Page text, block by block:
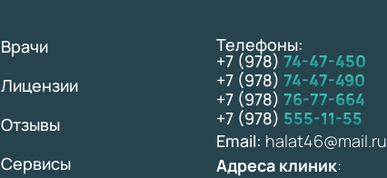
Врачи
Лицензии
Отзывы
Сервисы
Телефоны:
+7 (978) 74-47-450
+7 (978) 74-47-490
+7 (978) 76-77-664
+7 (978) 555-11-55
Email: halat46@mail.ru
Адреса клиник: